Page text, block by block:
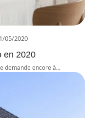
05/2020
en 2020
demande encore à…